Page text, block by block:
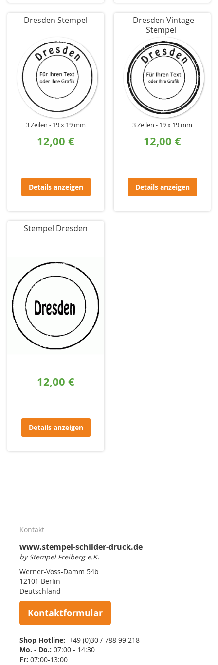
Dresden Stempel
3 Zeilen 19 x 19 mm
12,00 €
Details anzeigen
Dresden Vintage
Stempel
3 Zeilen 19 x 19 mm
12,00 €
Details anzeigen
Stempel Dresden
12,00 €
Details anzeigen
Kontakt
www.stempel-schilder-druck.de
by Stempel Freiberg e.K.
Werner-Voss-Damm 54b
12101 Berlin
Deutschland
Kontaktformular
Shop Hotline: +49 (0)30 / 788 99 218
Mo. - Do.: 07:00 - 14:30
Fr: 07:00-13:00